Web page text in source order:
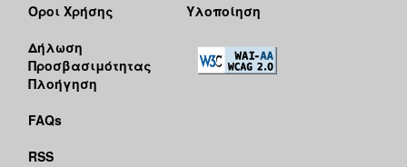
Όροι Χρήσης
Δήλωση
Προσβασιμότητας
Πλοήγηση
FAQs
RSS
Υλοποίηση